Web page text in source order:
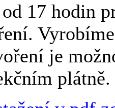
17 hodin
je
plátně.